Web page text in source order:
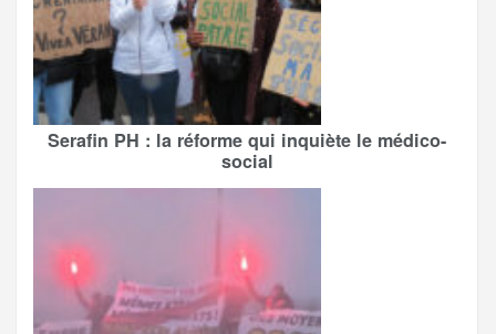
Serafin PH : la réforme qui inquiète le médico-
social